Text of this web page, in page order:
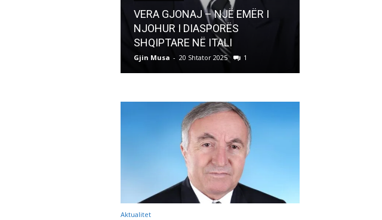
VERA GJONAJ – NJË EMËR I
NJOHUR I DIASPORËS
SHQIPTARE NË ITALI
Gjin Musa - 20 Shtator 2025 1
Aktualitet